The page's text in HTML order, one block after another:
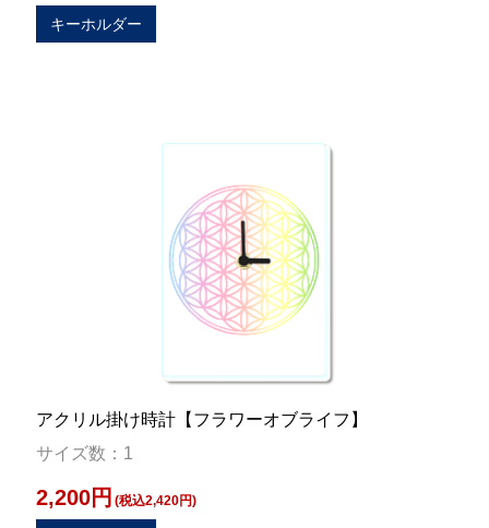
キーホルダー
アクリル掛け時計【フラワーオブライフ】
サイズ数：1
2,200円 (税込2,420円)